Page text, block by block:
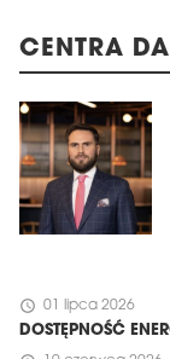
CENTRA
schedule 01 lipca 2026
DOSTĘPNOŚĆ